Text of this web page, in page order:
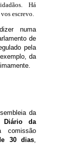
Há
escrevo.
numa
de
pela
da
da
Diário da
30 dias